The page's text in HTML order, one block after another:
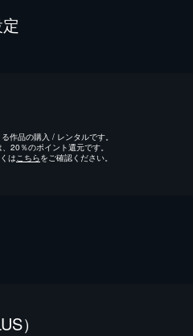
作品の購入 / レンタルです。
20％のポイント還元です。
は こちらをご確認ください。
）